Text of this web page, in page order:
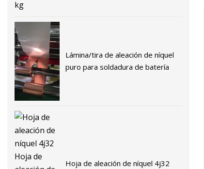
Lámina/tira de aleación de níquel
puro para soldadura de batería
Hoja de aleación de níquel 4j32